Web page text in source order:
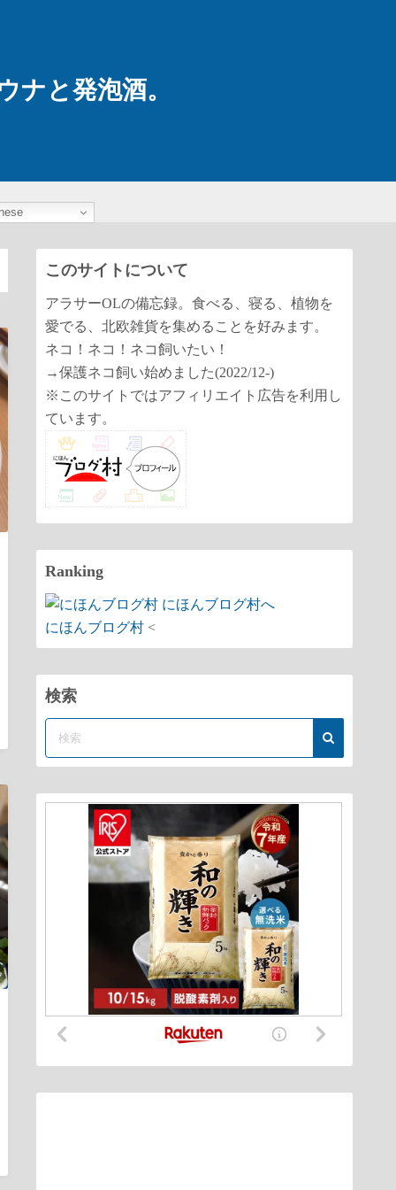
ナと発泡酒。
このサイトについて
アラサーOLの備忘録。食べる、寝る、植物を
愛でる、北欧雑貨を集めることを好みます。
ネコ！ネコ！ネコ飼いたい！
→保護ネコ飼い始めました(2022/12-)
※このサイトではアフィリエイト広告を利用し
ています。
Ranking
にほんブログ村 <
検索